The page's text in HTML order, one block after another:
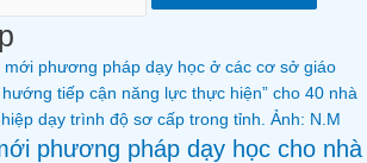
phương pháp dạy học cho nhà